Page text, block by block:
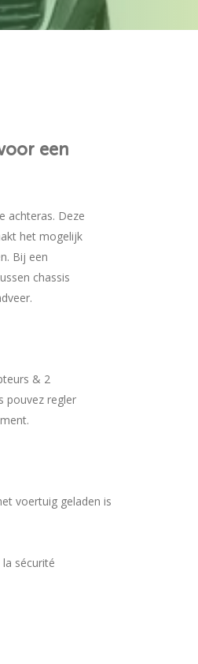
een
achteras. Deze
het mogelijk
Bij een
chassis
& 2
pouvez regler
voertuig geladen is
sécurité